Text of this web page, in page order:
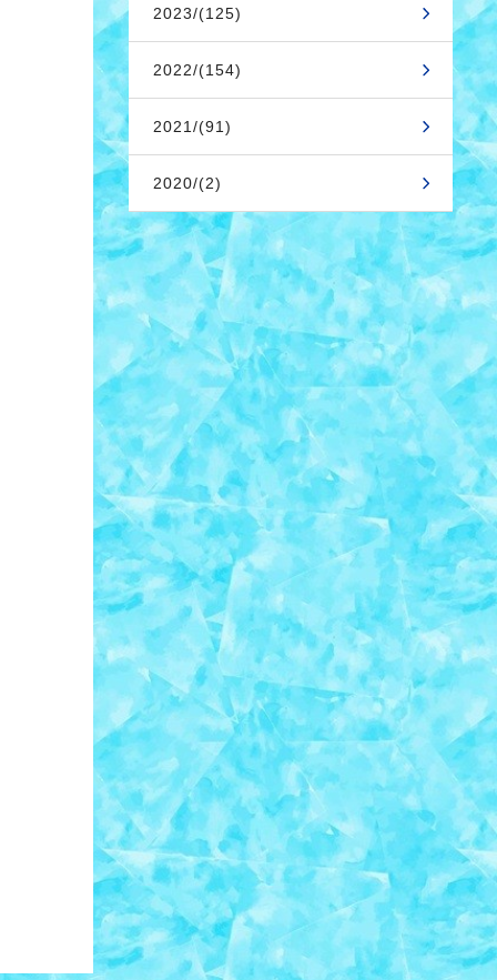
2023/(125)
2022/(154)
2021/(91)
2020/(2)